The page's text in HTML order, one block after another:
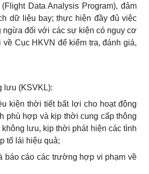
(Flight Data Analysis Program), đảm
dữ liệu bay; thực hiện đầy đủ việc
ngừa đối với các sự kiện có nguy cơ
về Cục HKVN đểkiểm tra, đánh giá,
lưu (KSVKL):
kiện thời tiết bất lợi cho hoạt động
phù hợp và kịp thời cung cấp thông
lưu, kịp thời phát hiện các tình
tổ lái hiệu quả;
báo cáo các trường hợp vi phạm về